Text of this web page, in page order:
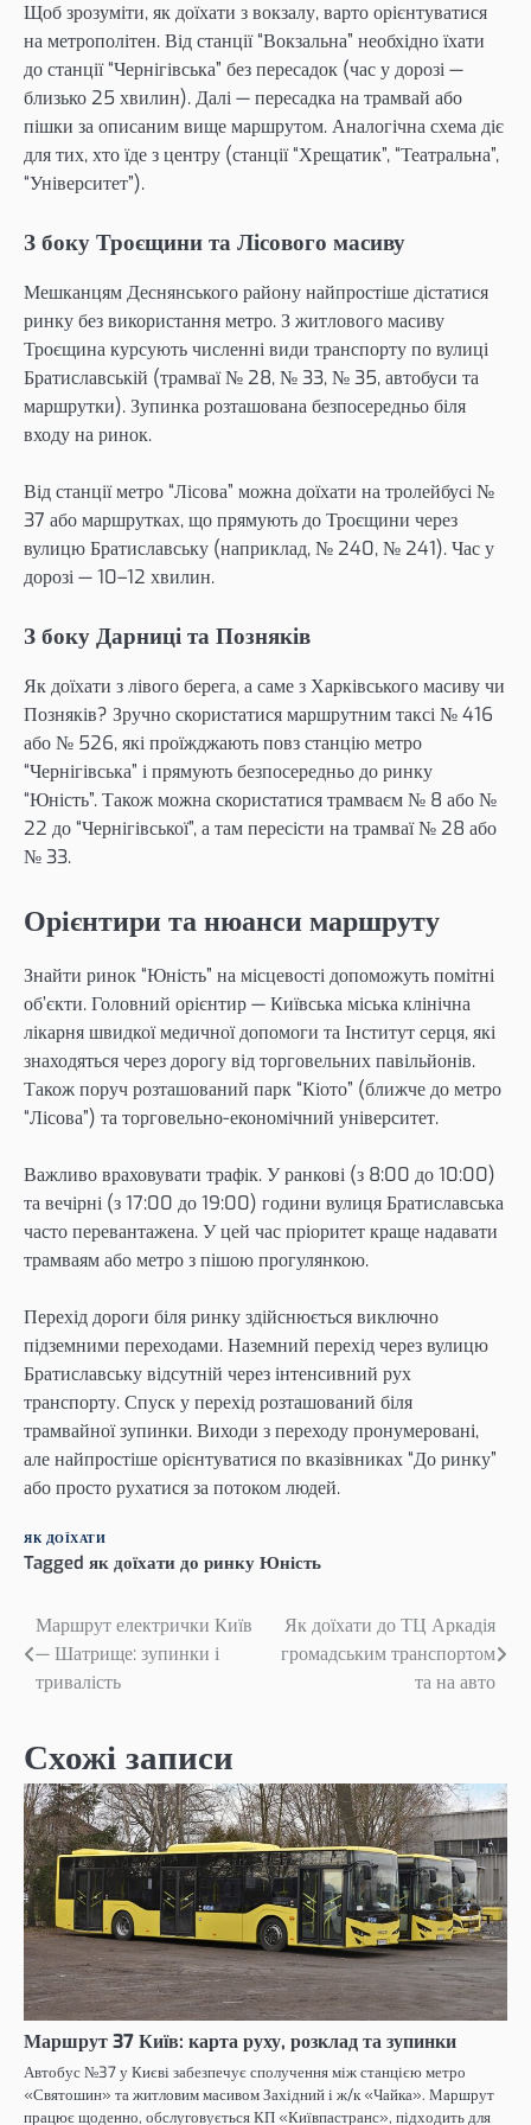
Щоб зрозуміти, як доїхати з вокзалу, варто орієнтуватися
на метрополітен. Від станції “Вокзальна” необхідно їхати
до станції “Чернігівська” без пересадок (час у дорозі —
близько 25 хвилин). Далі — пересадка на трамвай або
пішки за описаним вище маршрутом. Аналогічна схема діє
для тих, хто їде з центру (станції “Хрещатик”, “Театральна”,
“Університет”).
З боку Троєщини та Лісового масиву
Мешканцям Деснянського району найпростіше дістатися
ринку без використання метро. З житлового масиву
Троєщина курсують численні види транспорту по вулиці
Братиславській (трамваї № 28, № 33, № 35, автобуси та
маршрутки). Зупинка розташована безпосередньо біля
входу на ринок.
Від станції метро “Лісова” можна доїхати на тролейбусі №
37 або маршрутках, що прямують до Троєщини через
вулицю Братиславську (наприклад, № 240, № 241). Час у
дорозі — 10–12 хвилин.
З боку Дарниці та Позняків
Як доїхати з лівого берега, а саме з Харківського масиву чи
Позняків? Зручно скористатися маршрутним таксі № 416
або № 526, які проїжджають повз станцію метро
“Чернігівська” і прямують безпосередньо до ринку
“Юність”. Також можна скористатися трамваєм № 8 або №
22 до “Чернігівської”, а там пересісти на трамваї № 28 або
№ 33.
Орієнтири та нюанси маршруту
Знайти ринок “Юність” на місцевості допоможуть помітні
об’єкти. Головний орієнтир — Київська міська клінічна
лікарня швидкої медичної допомоги та Інститут серця, які
знаходяться через дорогу від торговельних павільйонів.
Також поруч розташований парк “Кіото” (ближче до метро
“Лісова”) та торговельно-економічний університет.
Важливо враховувати трафік. У ранкові (з 8:00 до 10:00)
та вечірні (з 17:00 до 19:00) години вулиця Братиславська
часто перевантажена. У цей час пріоритет краще надавати
трамваям або метро з пішою прогулянкою.
Перехід дороги біля ринку здійснюється виключно
підземними переходами. Наземний перехід через вулицю
Братиславську відсутній через інтенсивний рух
транспорту. Спуск у перехід розташований біля
трамвайної зупинки. Виходи з переходу пронумеровані,
але найпростіше орієнтуватися по вказівниках “До ринку”
або просто рухатися за потоком людей.
ЯК ДОЇХАТИ
Tagged як доїхати до ринку Юність
Навігація
записів
Маршрут електрички Київ
— Шатрище: зупинки і
тривалість
Як доїхати до ТЦ Аркадія
громадським транспортом
та на авто
Схожі записи
Маршрут 37 Київ: карта руху, розклад та зупинки
Автобус №37 у Києві забезпечує сполучення між станцією метро
«Святошин» та житловим масивом Західний і ж/к «Чайка». Маршрут
працює щоденно, обслуговується КП «Київпастранс», підходить для